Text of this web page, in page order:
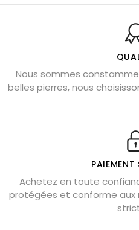
Bienfaits de la sélénite –
L’améthyste est-elle faite
Chrysocolle : pierre
Obsidienne dorée : vertus
Véritable citrine naturelle
Où placer la citrine dans la
Cornaline : propriétés
Capricorne : quelles pierres
Nous sommes
belles pierres, nous
PAIEMENT
Achetez en toute
protégées et conforme aux